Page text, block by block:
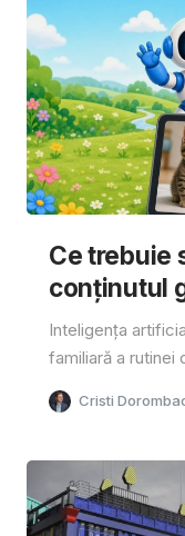
Ce trebuie
conținutul
Inteligența
familiară a rutinei
Cristi